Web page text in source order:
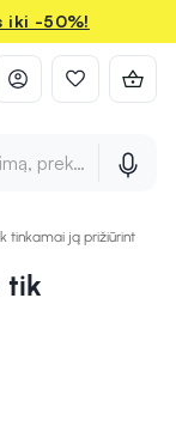
iki -50%!
prekės ženklą ir
tinkamai ją prižiūrint
tik